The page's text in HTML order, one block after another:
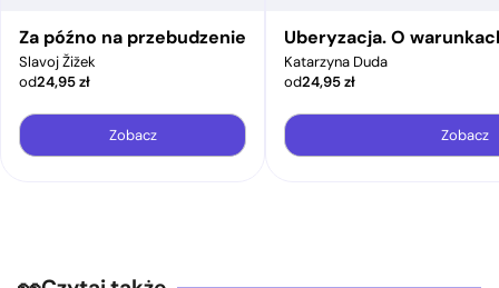
Za późno na przebudzenie
Slavoj Žižek
od24,95zł
Zobacz
Uberyzacja. O
Katarzyna Duda
od24,95zł
Zobacz